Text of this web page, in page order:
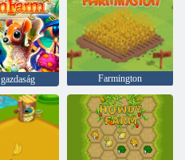
Farmington